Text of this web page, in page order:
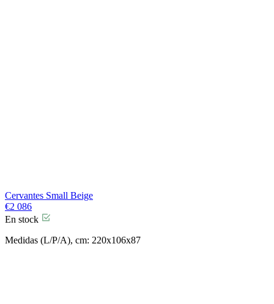
Cervantes Small Beige
€2 086
En stock
Medidas (L/P/A), cm: 220x106x87